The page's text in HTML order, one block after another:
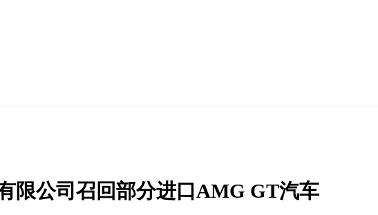
限公司召回部分进口AMG GT汽车